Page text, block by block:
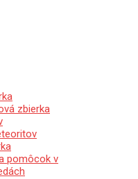
zbierka
pomôcok v